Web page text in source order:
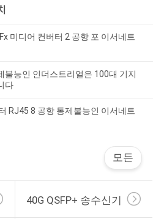
미디어 컨버터 2 공항 포 이서네트
불능인 인더스트리얼은 100대 기지
다
RJ45 8 공항 통제불능인 이서네트
모든
40G QSFP+ 송수신기